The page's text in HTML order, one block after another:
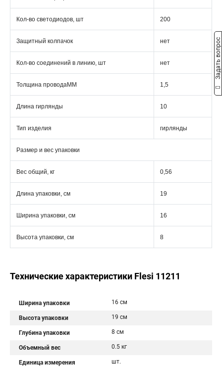
Кол-во светодиодов, шт 200
Защитный колпачок нет
Кол-во соединений в линию, шт нет
Толщина проводаММ 1,5
Длина гирлянды 10
Тип изделия гирлянды
Размер и вес упаковки
Вес общий, кг 0,56
Длина упаковки, см 19
Ширина упаковки, см 16
Высота упаковки, см 8
Технические характеристики Flesi 11211
Ширина упаковки 16 см
Высота упаковки 19 см
Глубина упаковки 8 см
Объемный вес 0.5 кг
Единица измерения шт.
Задать вопрос